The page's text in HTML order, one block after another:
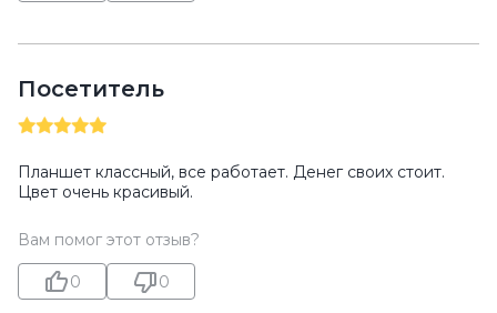
Посетитель
Планшет классный, всe работает. Денег своих стоит.
Цвет очень красивый.
Вам помог этот отзыв?
0 0